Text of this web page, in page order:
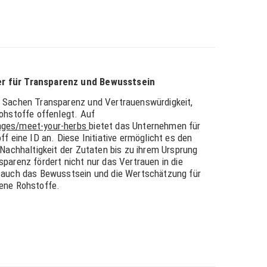
für Transparenz und Bewusstsein
Transparenz und Vertrauenswürdigkeit,
offenlegt. Auf
meet-your-herbsbietet das Unternehmen für
eine ID an. Diese Initiative ermöglicht es den
der Zutaten bis zu ihrem Ursprung
fördert nicht nur das Vertrauen in die
das Bewusstsein und die Wertschätzung für
Rohstoffe.